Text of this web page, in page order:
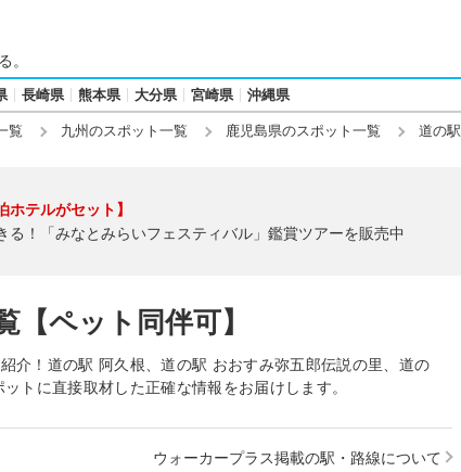
。
長崎県 熊本県 大分県 宮崎県 沖縄県
覧 九州のスポット一覧 鹿児島県のスポット一覧 道の駅
ホテルがセット】
る！「みなとみらいフェスティバル」鑑賞ツアーを販売中
【ペット同伴可】
介！道の駅 阿久根、道の駅 おおすみ弥五郎伝説の里、道の
トに直接取材した正確な情報をお届けします。
ウォーカープラス掲載の駅・路線について